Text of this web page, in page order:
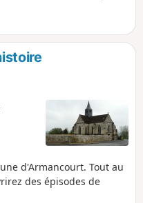
d'Armancourt. Tout au
des épisodes de